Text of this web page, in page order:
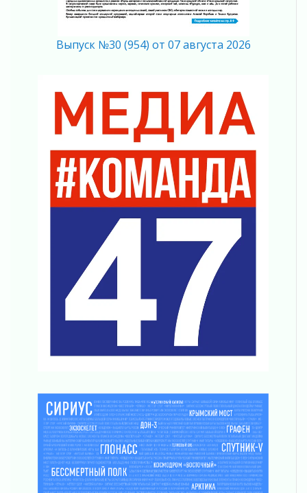
Память, сталь и музыка
Регион готовится к выборам
согласие
04 августа 2026
Без риска для здоровья и кошелька
Важная информация
04 августа 2026
Что делать со сбережениями
04 августа 2026
Награды нашли строителей
Ленобласть повышает производительность
труда в ЖКХ
03 августа 2026
Поддержка волонтерских объединений
03 августа 2026
Ладожский мост полностью закроют на два
часа
03 августа 2026
Новая площадка: 2027
03 августа 2026
Часть медиков в Ленобласти сможет
рассчитывать на доплату от региона
03 августа 2026
Выпуск №30 (954) от 07 августа 2026